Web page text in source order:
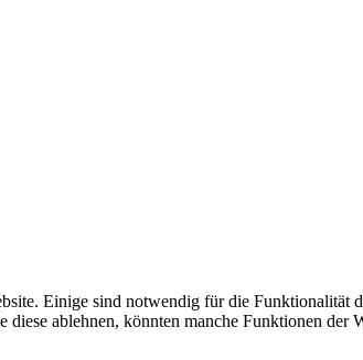
Einige sind notwendig für die Funktionalität
diese ablehnen, könnten manche Funktionen der